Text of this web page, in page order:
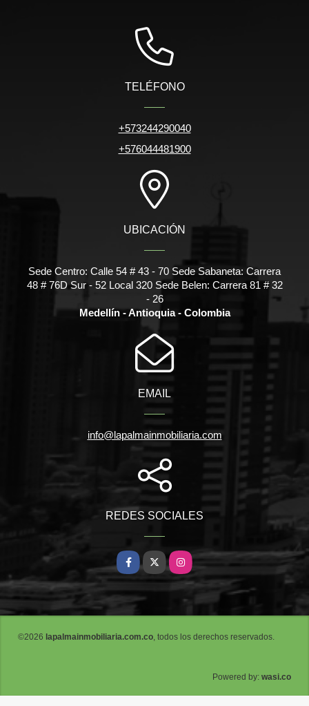
TELÉFONO
+573244290040
+576044481900
UBICACIÓN
Sede Centro: Calle 54 # 43 - 70 Sede Sabaneta: Carrera
48 # 76D Sur - 52 Local 320 Sede Belen: Carrera 81 # 32
- 26
Medellín - Antioquia - Colombia
EMAIL
info@lapalmainmobiliaria.com
REDES SOCIALES
Facebook
X Instagram
©2026 lapalmainmobiliaria.com.co, todos los derechos reservados.
Powered by: wasi.co